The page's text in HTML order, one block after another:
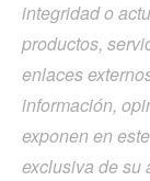
integridad o
productos,
enlaces
información,
exponen en
exclusiva de su